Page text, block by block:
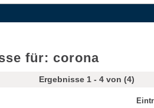
für: corona
Ergebnisse 1 - 4 von (4)